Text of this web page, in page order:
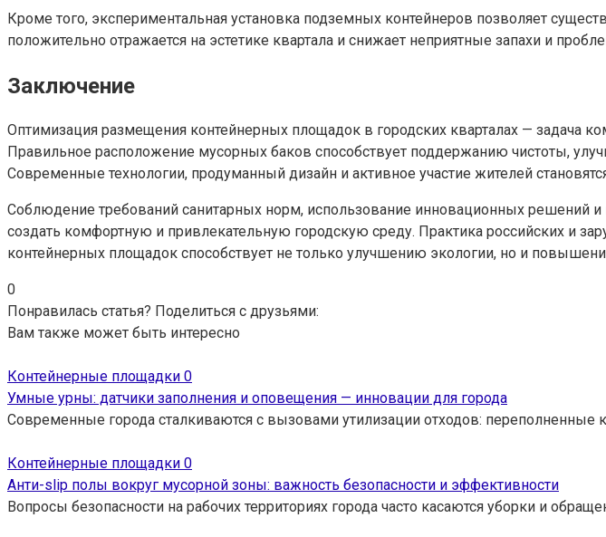
Кроме того, экспериментальная установка подземных контейнеров позволяет
положительно отражается на эстетике квартала и снижает неприятные запахи и
Заключение
Оптимизация размещения контейнерных площадок в городских кварталах — задача
Правильное расположение мусорных баков способствует поддержанию чистоты,
Современные технологии, продуманный дизайн и активное участие жителей
Соблюдение требований санитарных норм, использование инновационных решений
создать комфортную и привлекательную городскую среду. Практика российских и
контейнерных площадок способствует не только улучшению экологии, но и
0
Понравилась статья? Поделиться с друзьями:
Вам также может быть интересно
Контейнерные площадки 0
Умные урны: датчики заполнения и оповещения — инновации для города
Современные города сталкиваются с вызовами утилизации отходов:
Контейнерные площадки 0
Анти-slip полы вокруг мусорной зоны: важность безопасности и эффективности
Вопросы безопасности на рабочих территориях города часто касаются уборки и